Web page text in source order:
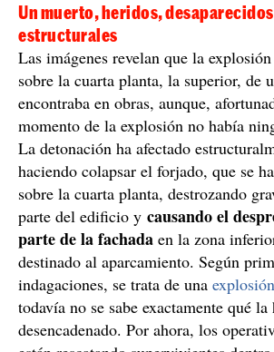
Un muerto, heridos,
estructurales
Las imágenes revelan que la
sobre la cuarta planta, la superior, de
encontraba en obras, aunque,
momento de la explosión no había
La detonación ha afectado
haciendo colapsar el forjado, que se
sobre la cuarta planta, destrozando
parte del edificio y causando el
parte de la fachada en la zona
destinado al aparcamiento. Según
indagaciones, se trata de una
todavía no se sabe exactamente qué la
desencadenado. Por ahora, los